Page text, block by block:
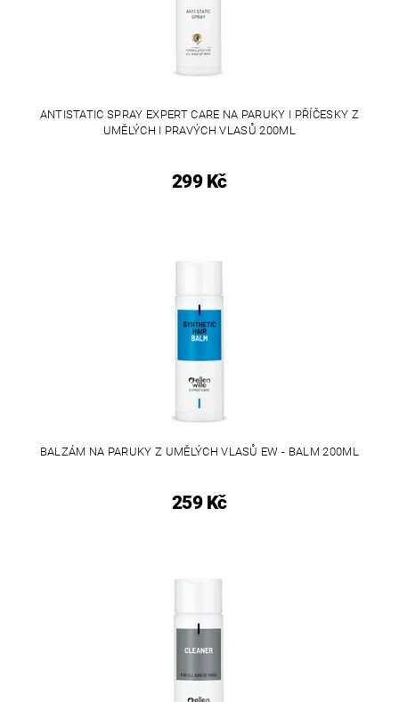
ANTISTATIC SPRAY EXPERT CARE NA PARUKY I PŘÍČESKY Z
UMĚLÝCH I PRAVÝCH VLASŮ 200ML
299 Kč
BALZÁM NA PARUKY Z UMĚLÝCH VLASŮ EW - BALM 200ML
259 Kč